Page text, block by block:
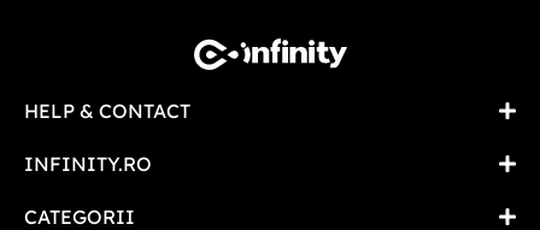
HELP & CONTACT
INFINITY.RO
CATEGORII